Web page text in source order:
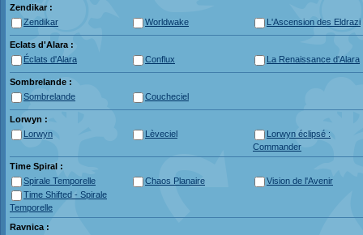
Zendikar :
Zendikar
Worldwake L'Ascension des Eldrazi
Eclats d'Alara :
Éclats d'Alara
Conflux La Renaissance d'Alara
Sombrelande :
Sombrelande
Coucheciel
Lorwyn :
Lorwyn
Lèveciel
Lorwyn éclipsé :
Commander
Time Spiral :
Spirale Temporelle
Chaos Planaire
Vision de l'Avenir
Time Shifted - Spirale
Temporelle
Ravnica :